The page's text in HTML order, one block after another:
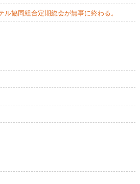
協同組合定期総会が無事に終わる。